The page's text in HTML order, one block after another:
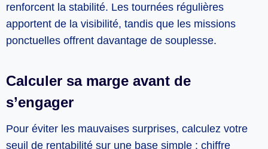
renforcent la stabilité. Les tournées régulières
apportent de la visibilité, tandis que les missions
ponctuelles offrent davantage de souplesse.
Calculer sa marge avant de
s’engager
Pour éviter les mauvaises surprises, calculez votre
seuil de rentabilité sur une base simple : chiffre